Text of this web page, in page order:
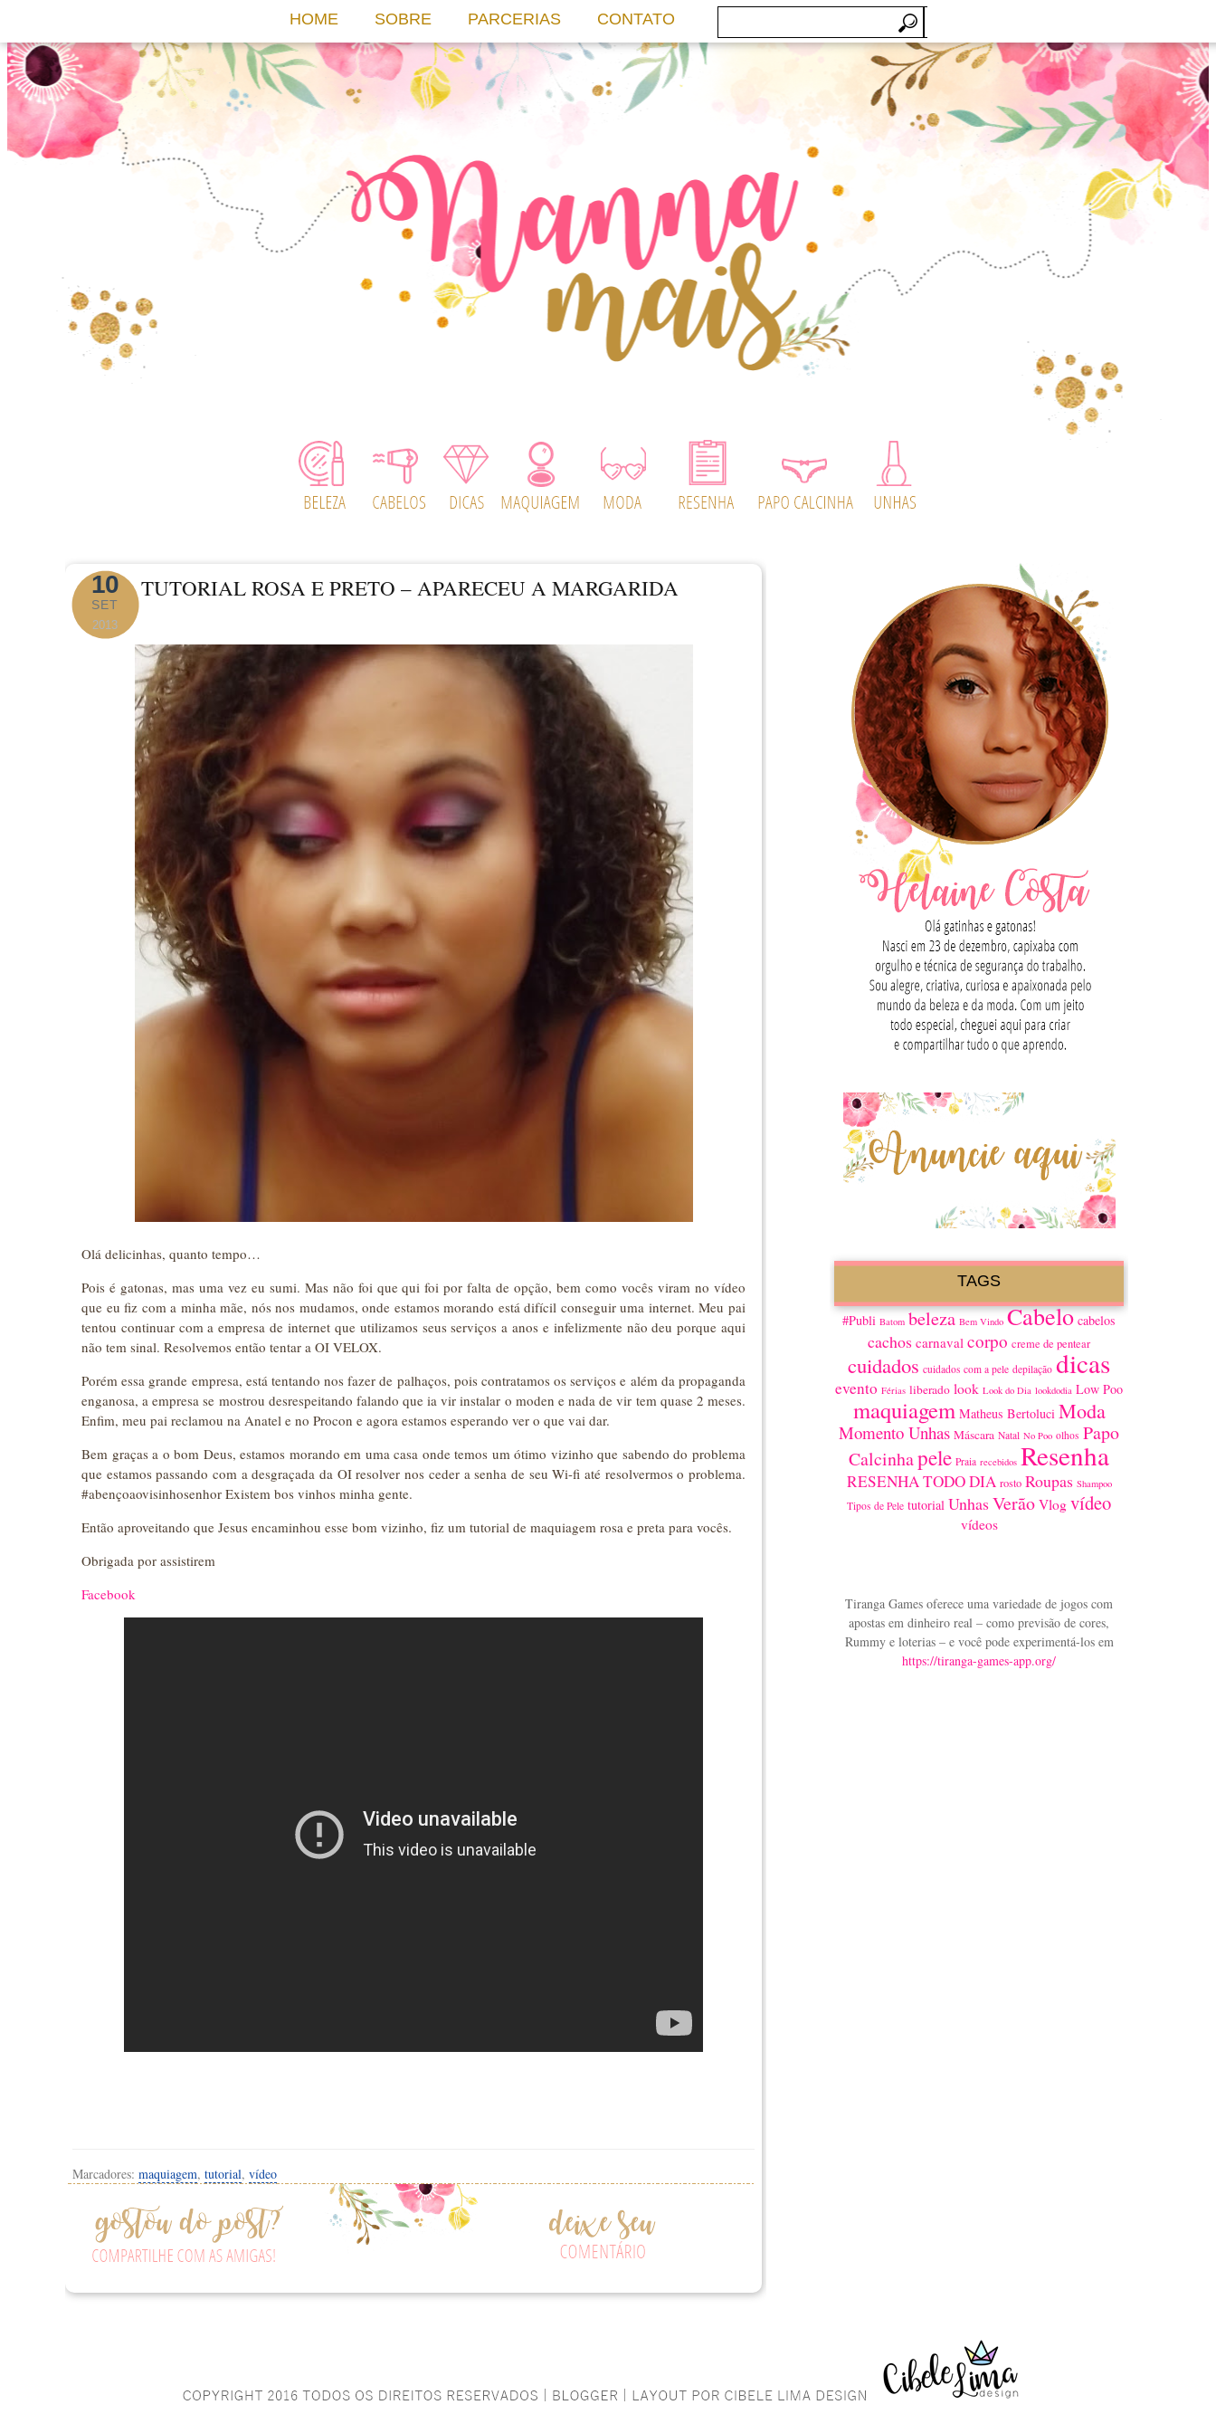
10
SET
2013
TUTORIAL ROSA E PRETO – APARECEU A MARGARIDA
Olá delicinhas, quanto tempo…
Pois é gatonas, mas uma vez eu sumi. Mas não foi que qui foi por falta de opção, bem como vocês viram no vídeo
que eu fiz com a minha mãe, nós nos mudamos, onde estamos morando está difícil conseguir uma internet. Meu pai
tentou continuar com a empresa de internet que utilizamos seus serviços a anos e infelizmente não deu porque aqui
não tem sinal. Resolvemos então tentar a OI VELOX.
Porém essa grande empresa, está tentando nos fazer de palhaços, pois contratamos os serviços e além da propaganda
enganosa, a empresa se mostrou desrespeitando falando que ia vir instalar o moden e nada de vir tem quase 2 meses.
Enfim, meu pai reclamou na Anatel e no Procon e agora estamos esperando ver o que vai dar.
Bem graças a o bom Deus, estamos morando em uma casa onde temos um ótimo vizinho que sabendo do problema
que estamos passando com a desgraçada da OI resolver nos ceder a senha de seu Wi-fi até resolvermos o problema.
#abençoaovisinhosenhor Existem bos vinhos minha gente.
Então aproveitando que Jesus encaminhou esse bom vizinho, fiz um tutorial de maquiagem rosa e preta para vocês.
Obrigada por assistirem
Facebook
Marcadores: maquiagem, tutorial, vídeo
TAGS
#Publi Batom beleza Bem Vindo Cabelo cabelos
cachos carnaval corpo creme de pentear
cuidados cuidados com a pele depilação dicas
evento Férias liberado look Look do Dia lookdodia Low Poo
maquiagem Matheus Bertoluci Moda
Momento Unhas Máscara Natal No Poo olhos Papo
Calcinhapele Praia recebidos Resenha
RESENHA TODO DIA rosto Roupas Shampoo
Tipos de Pele tutorial Unhas Verão Vlog vídeo
vídeos
Tiranga Games oferece uma variedade de jogos com
apostas em dinheiro real – como previsão de cores,
Rummy e loterias – e você pode experimentá-los em
https://tiranga-games-app.org/
HOME SOBRE PARCERIAS CONTATO